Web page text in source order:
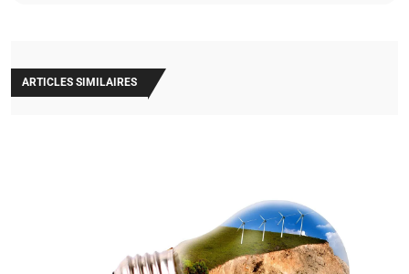
ARTICLES SIMILAIRES